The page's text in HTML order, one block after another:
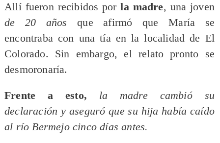
Allí fueron recibidos porla madre, una joven
de 20 años que afirmó que María se
encontraba con una tía en la localidad de El
Colorado. Sin embargo, el relato pronto se
desmoronaría.
Frente a esto,
la madre cambió su
declaración y aseguró que su hija había caído
al río Bermejo cinco días antes.